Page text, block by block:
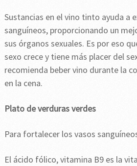
Sustancias en el vino tinto ayuda a
sanguíneos, proporcionando un
sus órganos sexuales. Es por eso
sexo crece y tiene más placer del
recomienda beber vino durante la
en la cena.
Plato de verduras verdes
Para fortalecer los vasos
El ácido fólico, vitamina B9 es la